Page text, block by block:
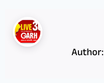
Author: